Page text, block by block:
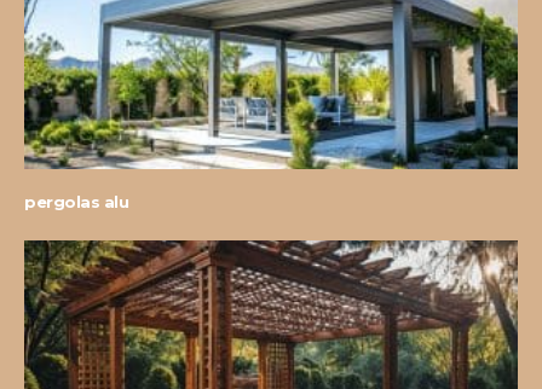
pergolas alu